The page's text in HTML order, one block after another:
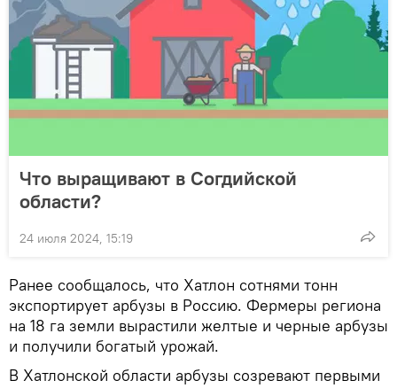
Что выращивают в Согдийской
области?
24 июля 2024, 15:19
Ранее сообщалось, что Хатлон сотнями тонн
экспортирует арбузы в Россию. Фермеры региона
на 18 га земли вырастили желтые и черные арбузы
и получили богатый урожай.
В Хатлонской области арбузы созревают первыми